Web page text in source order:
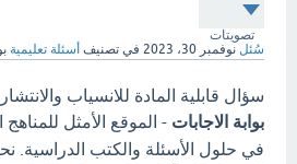
تصويتات
سُئل نوفمبر 30، 2023 في تصنيف أسئلة تعليمية
سؤال قابلية المادة للانسياب
بوابة الاجابات - الموقع الأمثل للمناهج
في حلول الأسئلة والكتب الدراسية.